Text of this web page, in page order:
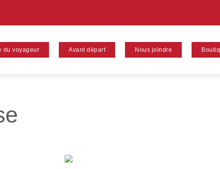
du voyageur Avant départ Nous joindre